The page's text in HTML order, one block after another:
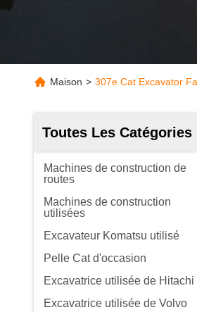
Maison > 307e Cat Excavator
Toutes Les Catégories
Machines de construction de
routes
Machines de construction
utilisées
Excavateur Komatsu utilisé
Pelle Cat d'occasion
Excavatrice utilisée de Hitachi
Excavatrice utilisée de Volvo